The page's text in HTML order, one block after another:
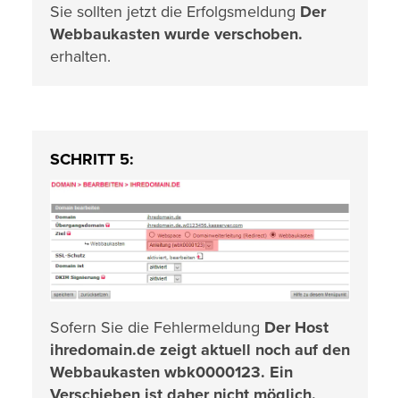
Sie sollten jetzt die Erfolgsmeldung Der
Webbaukasten wurde verschoben.
erhalten.
SCHRITT 5:
Sofern Sie die Fehlermeldung Der Host
ihredomain.de zeigt aktuell noch auf den
Webbaukasten wbk0000123. Ein